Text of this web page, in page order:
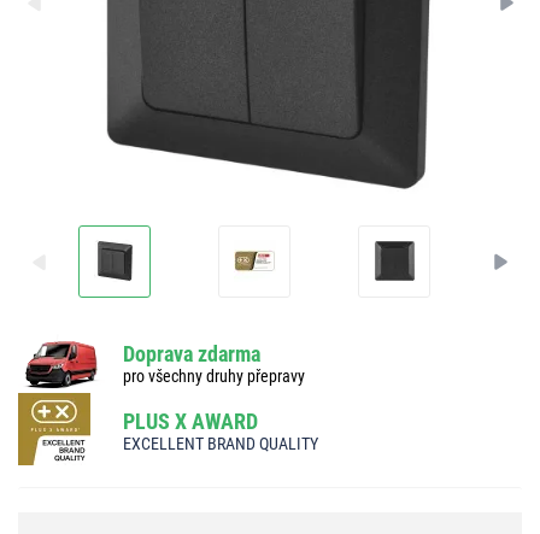
Doprava zdarma
pro všechny druhy přepravy
PLUS X AWARD
EXCELLENT BRAND QUALITY